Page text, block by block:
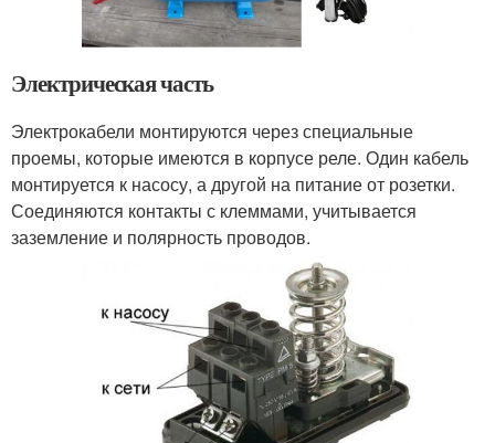
Электрическая часть
Электрокабели монтируются через специальные
проемы, которые имеются в корпусе реле. Один кабель
монтируется к насосу, а другой на питание от розетки.
Соединяются контакты с клеммами, учитывается
заземление и полярность проводов.